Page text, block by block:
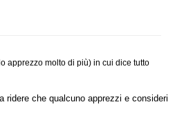
apprezzo molto di più) in cui dice tutto
ridere che qualcuno apprezzi e consideri